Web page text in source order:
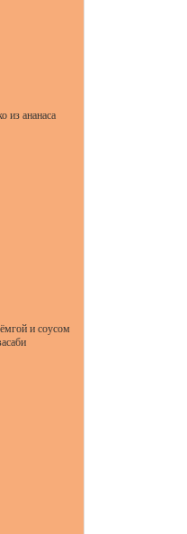
из ананаса
и соусом